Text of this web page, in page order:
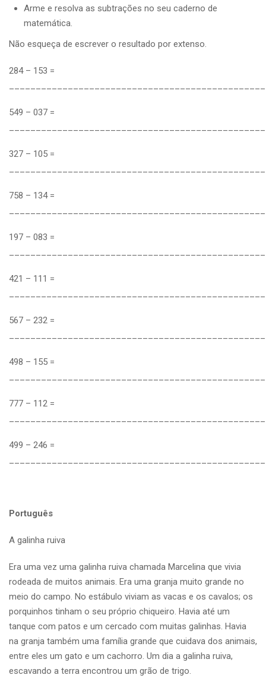
Arme e resolva as subtrações no seu caderno de
matemática.
Não esqueça de escrever o resultado por extenso.
284 – 153 =
549 – 037 =
327 – 105 =
758 – 134 =
197 – 083 =
421 – 111 =
567 – 232 =
498 – 155 =
777 – 112 =
499 – 246 =
Português
A galinha ruiva
Era uma vez uma galinha ruiva chamada Marcelina que vivia
rodeada de muitos animais. Era uma granja muito grande no
meio do campo. No estábulo viviam as vacas e os cavalos; os
porquinhos tinham o seu próprio chiqueiro. Havia até um
tanque com patos e um cercado com muitas galinhas. Havia
na granja também uma família grande que cuidava dos animais,
entre eles um gato e um cachorro. Um dia a galinha ruiva,
escavando a terra encontrou um grão de trigo.